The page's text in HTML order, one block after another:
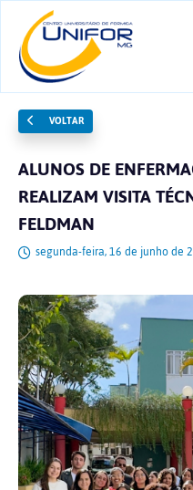
VOLTAR
ALUNOS DE
REALIZAM VISITA
FELDMAN
segunda-feira, 16 de junho de